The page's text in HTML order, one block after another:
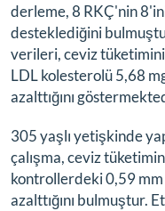
derleme, 8 RKÇ'nin
desteklediğini
verileri, ceviz
LDL kolesterolü 5,68
azalttığını
305 yaşlı yetişkinde
çalışma, ceviz
kontrollerdeki 0,59 mm
azalttığını bulmuştur.